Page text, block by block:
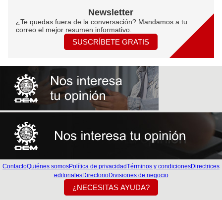
Newsletter
¿Te quedas fuera de la conversación? Mandamos a tu
correo el mejor resumen informativo.
SUSCRÍBETE GRATIS
ContactoQuiénes somosPolítica de privacidadTérminos y condicionesDirectrices
editorialesDirectorioDivisiones de negocio
¿NECESITAS AYUDA?